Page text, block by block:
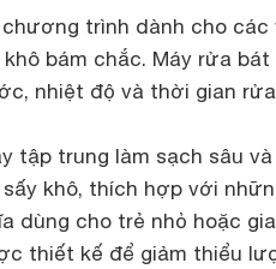
trình dành cho
bám chắc. Máy rửa
nhiệt độ và thời gian
tập trung làm sạch sâu
khô, thích hợp với
dùng cho trẻ nhỏ hoặc
thiết kế để giảm thiểu